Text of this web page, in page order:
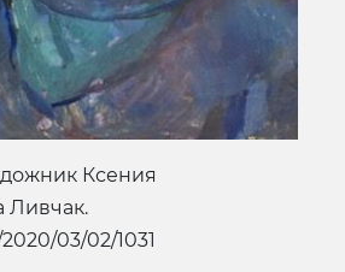
Ксения
Ливчак.
03/02/1031